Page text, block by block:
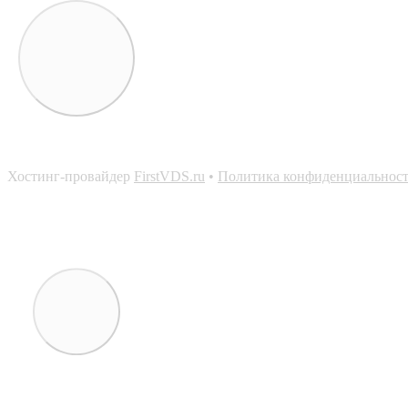
Хостинг-провайдер FirstVDS.ru • Политика